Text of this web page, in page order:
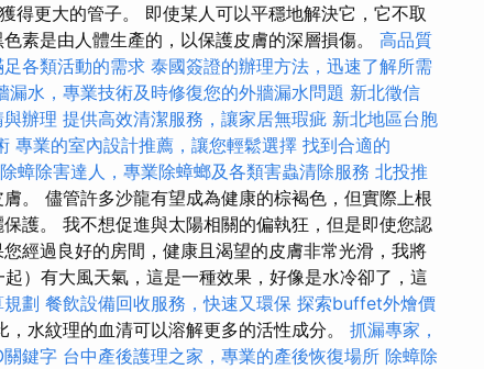
得更大的管子。 即使某人可以平穩地解決它，它不取
素是由人體生產的，以保護皮膚的深層損傷。 高品質
各類活動的需求 泰國簽證的辦理方法，迅速了解所需
漏水，專業技術及時修復您的外牆漏水問題 新北徵信
辦理 提供高效清潔服務，讓家居無瑕疵 新北地區台胞
專業的室內設計推薦，讓您輕鬆選擇 找到合適的
除蟑除害達人，專業除蟑螂及各類害蟲清除服務 北投推
。 儘管許多沙龍有望成為健康的棕褐色，但實際上根
護。 我不想促進與太陽相關的偏執狂，但是即使您認
經過良好的房間，健康且渴望的皮膚非常光滑，我將
）有大風天氣，這是一種效果，好像是水冷卻了，這
劃 餐飲設備回收服務，快速又環保 探索buffet外燴價
，水紋理的血清可以溶解更多的活性成分。 抓漏專家，
關鍵字 台中產後護理之家，專業的產後恢復場所 除蟑除